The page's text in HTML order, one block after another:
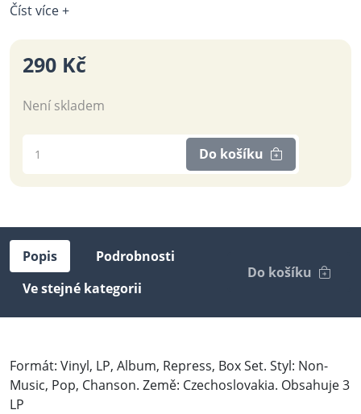
Číst více +
290 Kč
Není skladem
Do košíku
Popis
Podrobnosti
Ve stejné kategorii
Do košíku
Formát: Vinyl, LP, Album, Repress, Box Set. Styl: Non-
Music, Pop, Chanson. Země: Czechoslovakia. Obsahuje 3
LP